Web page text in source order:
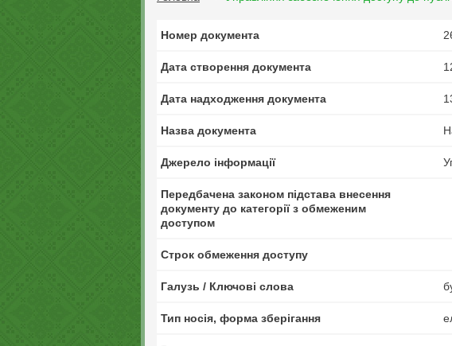
Номер документа
Дата створення документа
Дата надходження документа
Назва документа
Джерело інформації
Передбачена законом підстава внесення
документу до категорії з обмеженим
доступом
Строк обмеження доступу
Галузь / Ключові слова
Тип носія, форма зберігання